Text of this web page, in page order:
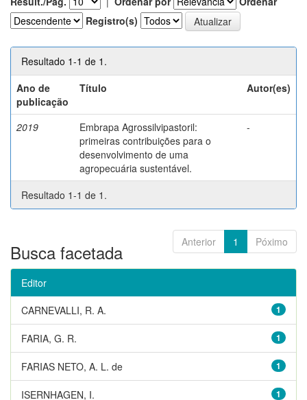
Registro(s)
Resultado 1-1 de 1.
Ano de
publicação
Título Autor(es)
2019
Embrapa Agrossilvipastoril:
primeiras contribuições para o
desenvolvimento de uma
agropecuária sustentável.
-
Resultado 1-1 de 1.
Anterior 1 Póximo
Busca facetada
Editor
1
CARNEVALLI, R. A.
1
FARIA, G. R.
1
FARIAS NETO, A. L. de
1
ISERNHAGEN, I.